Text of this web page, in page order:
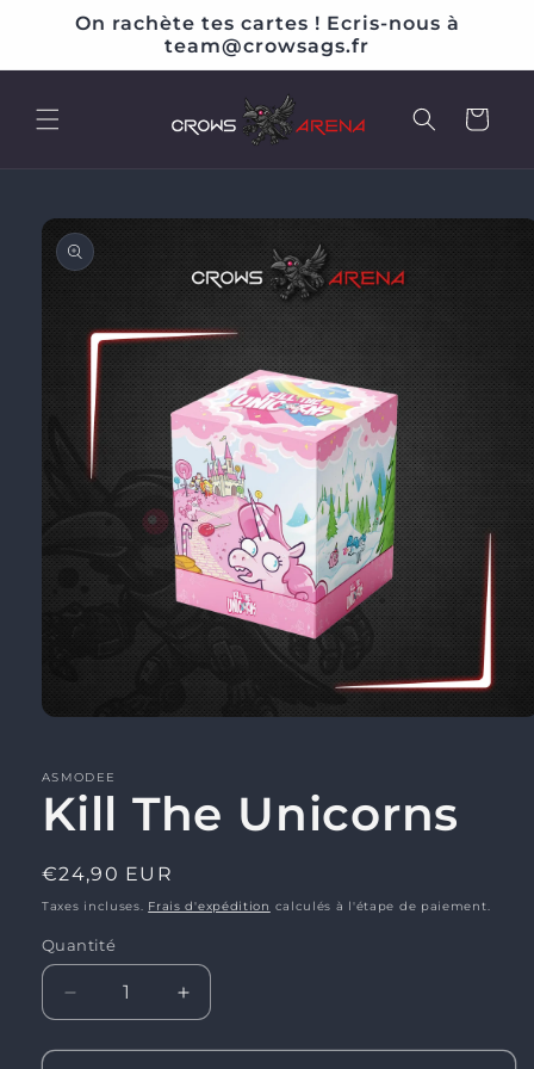
passer
contenu
On rachète tes cartes ! Ecris-nous à
team@crowsags.fr
Panier
Passer aux
informations
produits
1
dans
une
fenêtre
ASMODEE
Kill The Unicorns
Prix
habituel
€24,90 EUR
Taxes incluses. Frais d'expédition calculés à l'étape de paiement.
Quantité
Réduire
la
quantité
Augmenter
la
quantité